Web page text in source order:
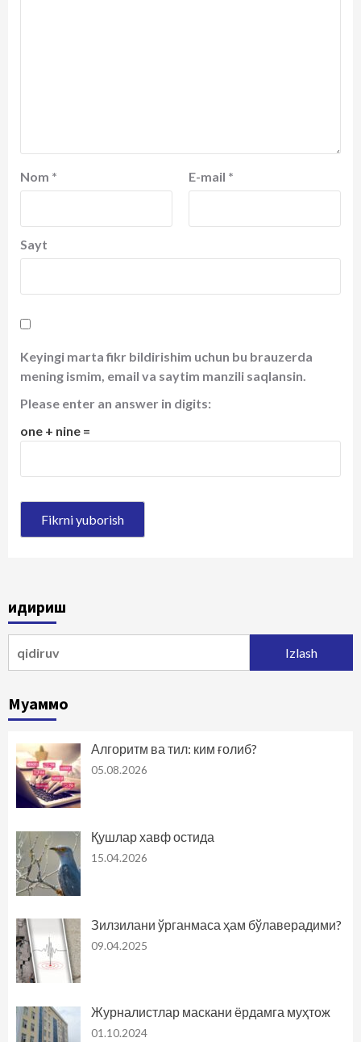
Nom * E-mail *
Sayt
Keyingi marta fikr bildirishim uchun bu brauzerda
mening ismim, email va saytim manzili saqlansin.
Please enter an answer in digits:
one + nine =
Қидириш
Муаммо
Алгоритм ва тил: ким ғолиб?
05.08.2026
Қушлар хавф остида
15.04.2026
Зилзилани ўрганмаса ҳам бўлаверадими?
09.04.2025
Журналистлар маскани ёрдамга муҳтож
01.10.2024